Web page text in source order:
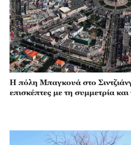
Η πόλη Μπαγκουά στο
επισκέπτες με τη συμμετρία και